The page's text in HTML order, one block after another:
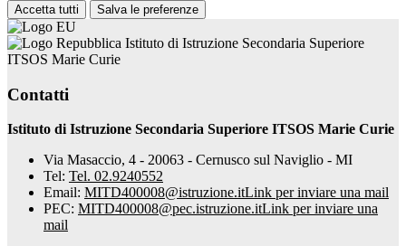
Accetta tutti Salva le preferenze
Istituto di Istruzione Secondaria Superiore
ITSOS Marie Curie
Contatti
Istituto di Istruzione Secondaria Superiore ITSOS Marie Curie
Via Masaccio, 4 - 20063 - Cernusco sul Naviglio - MI
Tel: Tel. 02.9240552
Email: MITD400008@istruzione.itLink per inviare una mail
PEC: MITD400008@pec.istruzione.itLink per inviare una
mail